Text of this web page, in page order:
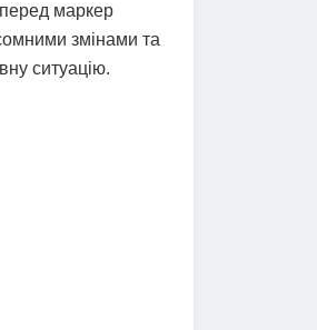
маркер
змінами та
ситуацію.